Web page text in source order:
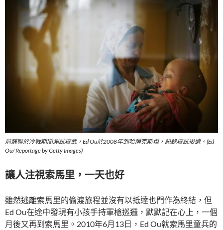
前蘇聯於冷戰期間測試核武，Ed Ou於2008年到哈薩克斯坦，記錄核試後遺。(Ed
Ou/ Reportage by Getty Images)
讓人注視索馬里，一天也好
雖然逃離索馬里的偷渡旅程並沒有以抵達也門作為終結，但
Ed Ou在途中發現有小孩手持軍槍巡邏，默默記在心上，一個
月後又再到索馬里。2010年6月13日，Ed Ou就索馬里童兵的